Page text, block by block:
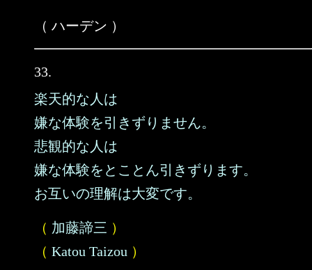
（ ハーデン ）
33.
楽天的な人は
嫌な体験を引きずりません。
悲観的な人は
嫌な体験をとことん引きずります。
お互いの理解は大変です。
（ 加藤諦三 ）
（ Katou Taizou ）